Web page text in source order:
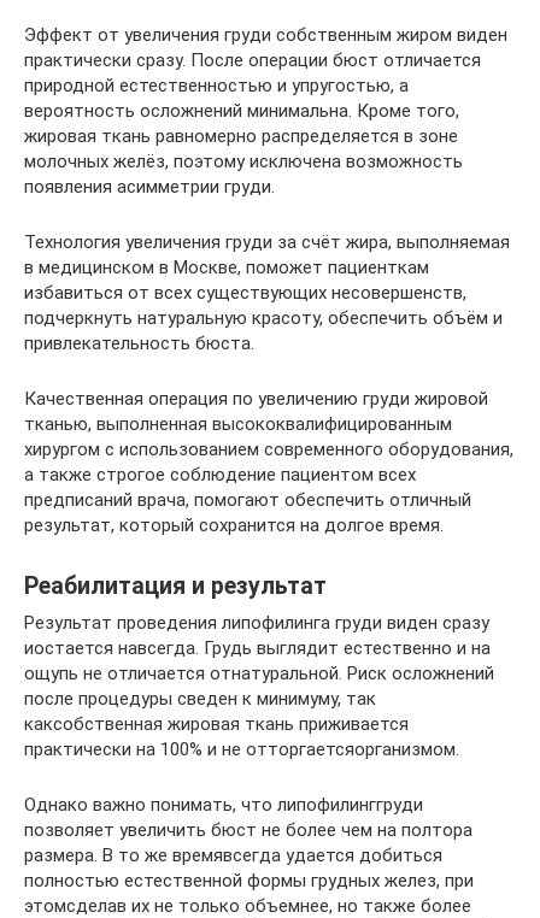
Эффект от увеличения груди собственным жиром виден
практически сразу. После операции бюст отличается
природной естественностью и упругостью, а
вероятность осложнений минимальна. Кроме того,
жировая ткань равномерно распределяется в зоне
молочных желёз, поэтому исключена возможность
появления асимметрии груди.
Технология увеличения груди за счёт жира, выполняемая
в медицинском в Москве, поможет пациенткам
избавиться от всех существующих несовершенств,
подчеркнуть натуральную красоту, обеспечить объём и
привлекательность бюста.
Качественная операция по увеличению груди жировой
тканью, выполненная высококвалифицированным
хирургом с использованием современного оборудования,
а также строгое соблюдение пациентом всех
предписаний врача, помогают обеспечить отличный
результат, который сохранится на долгое время.
Реабилитация и результат
Результат проведения липофилинга груди виден сразу
иостается навсегда. Грудь выглядит естественно и на
ощупь не отличается отнатуральной. Риск осложнений
после процедуры сведен к минимуму, так
каксобственная жировая ткань приживается
практически на 100% и не отторгаетсяорганизмом.
Однако важно понимать, что липофилинггруди
позволяет увеличить бюст не более чем на полтора
размера. В то же времявсегда удается добиться
полностью естественной формы грудных желез, при
этомсделав их не только объемнее, но также более